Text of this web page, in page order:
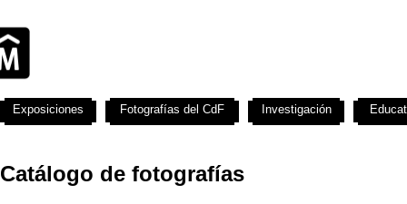
Catálogo de fotografías
Exposiciones Fotografías del CdF Investigación